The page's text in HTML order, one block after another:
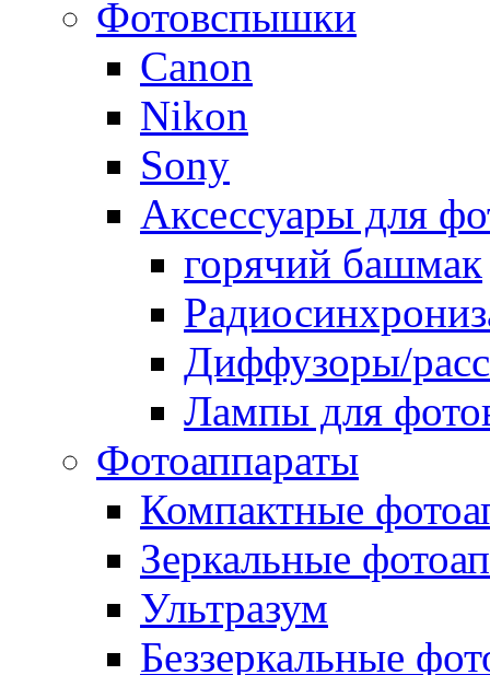
Фотовспышки
Canon
Nikon
Sony
Аксессуары для
горячий башмак
Диффузоры/
Лампы для
Фотоаппараты
Компактные
Зеркальные
Ультразум
Беззеркальные